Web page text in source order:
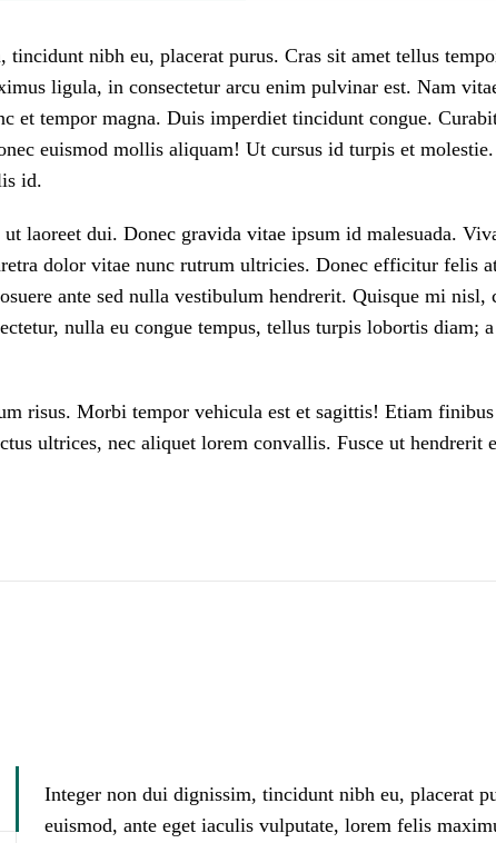
tincidunt nibh eu, placerat purus. Cras sit amet tellus
ligula, in consectetur arcu enim pulvinar est. Nam
et tempor magna. Duis imperdiet tincidunt congue.
euismod mollis aliquam! Ut cursus id turpis et
id.
laoreet dui. Donec gravida vitae ipsum id malesuada.
dolor vitae nunc rutrum ultricies. Donec efficitur felis
ante sed nulla vestibulum hendrerit. Quisque mi
nulla eu congue tempus, tellus turpis lobortis
risus. Morbi tempor vehicula est et sagittis! Etiam
ultrices, nec aliquet lorem convallis. Fusce ut
Integer non dui dignissim, tincidunt nibh eu, placerat
euismod, ante eget iaculis vulputate, lorem felis